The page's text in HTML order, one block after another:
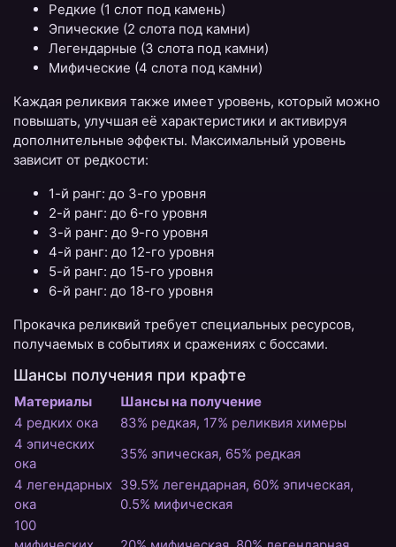
Редкие (1 слот под камень)
Эпические (2 слота под камни)
Легендарные (3 слота под камни)
Мифические (4 слота под камни)
Каждая реликвия также имеет уровень, который можно
повышать, улучшая её характеристики и активируя
дополнительные эффекты. Максимальный уровень
зависит от редкости:
1-й ранг: до 3-го уровня
2-й ранг: до 6-го уровня
3-й ранг: до 9-го уровня
4-й ранг: до 12-го уровня
5-й ранг: до 15-го уровня
6-й ранг: до 18-го уровня
Прокачка реликвий требует специальных ресурсов,
получаемых в событиях и сражениях с боссами.
Шансы получения при крафте
Материалы
Шансы на получение
4 редких ока
83% редкая, 17% реликвия химеры
4 эпических
ока
35% эпическая, 65% редкая
4 легендарных
ока
39.5% легендарная, 60% эпическая,
0.5% мифическая
100